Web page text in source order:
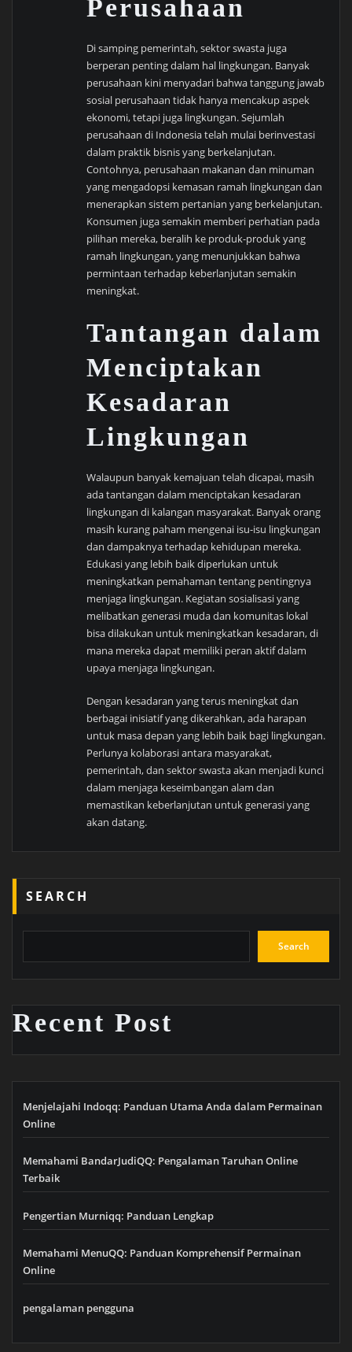
Perusahaan
Di samping pemerintah, sektor swasta juga
berperan penting dalam hal lingkungan. Banyak
perusahaan kini menyadari bahwa tanggung jawab
sosial perusahaan tidak hanya mencakup aspek
ekonomi, tetapi juga lingkungan. Sejumlah
perusahaan di Indonesia telah mulai berinvestasi
dalam praktik bisnis yang berkelanjutan.
Contohnya, perusahaan makanan dan minuman
yang mengadopsi kemasan ramah lingkungan dan
menerapkan sistem pertanian yang berkelanjutan.
Konsumen juga semakin memberi perhatian pada
pilihan mereka, beralih ke produk-produk yang
ramah lingkungan, yang menunjukkan bahwa
permintaan terhadap keberlanjutan semakin
meningkat.
Tantangan dalam
Menciptakan
Kesadaran
Lingkungan
Walaupun banyak kemajuan telah dicapai, masih
ada tantangan dalam menciptakan kesadaran
lingkungan di kalangan masyarakat. Banyak orang
masih kurang paham mengenai isu-isu lingkungan
dan dampaknya terhadap kehidupan mereka.
Edukasi yang lebih baik diperlukan untuk
meningkatkan pemahaman tentang pentingnya
menjaga lingkungan. Kegiatan sosialisasi yang
melibatkan generasi muda dan komunitas lokal
bisa dilakukan untuk meningkatkan kesadaran, di
mana mereka dapat memiliki peran aktif dalam
upaya menjaga lingkungan.
Dengan kesadaran yang terus meningkat dan
berbagai inisiatif yang dikerahkan, ada harapan
untuk masa depan yang lebih baik bagi lingkungan.
Perlunya kolaborasi antara masyarakat,
pemerintah, dan sektor swasta akan menjadi kunci
dalam menjaga keseimbangan alam dan
memastikan keberlanjutan untuk generasi yang
akan datang.
SEARCH
Search
Recent Post
Menjelajahi Indoqq: Panduan Utama Anda dalam Permainan
Online
Memahami BandarJudiQQ: Pengalaman Taruhan Online
Terbaik
Pengertian Murniqq: Panduan Lengkap
Memahami MenuQQ: Panduan Komprehensif Permainan
Online
pengalaman pengguna